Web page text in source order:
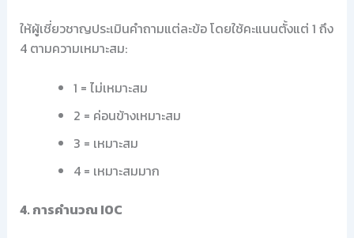
ให้ผู้เชี่ยวชาญประเมินคำถามแต่ละข้อ โดยใช้คะแนนตั้งแต่ 1 ถึง
4 ตามความเหมาะสม:
1 = ไม่เหมาะสม
2 = ค่อนข้างเหมาะสม
3 = เหมาะสม
4 = เหมาะสมมาก
4. การคำนวณ IOC